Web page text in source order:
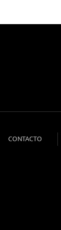
CONTACTO